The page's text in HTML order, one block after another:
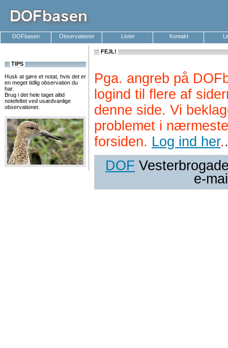
DOFbasen Observationer Lister Kontakt
TIPS
Husk at gøre et notat, hvis det er
en meget tidlig observation du
har.
Brug i det hele taget altid
notefeltet ved usædvanlige
observationer.
FEJL!
Pga. angreb på
logind til flere af
denne side. Vi
problemet i
forsiden. Log ind her..
DOF
e-